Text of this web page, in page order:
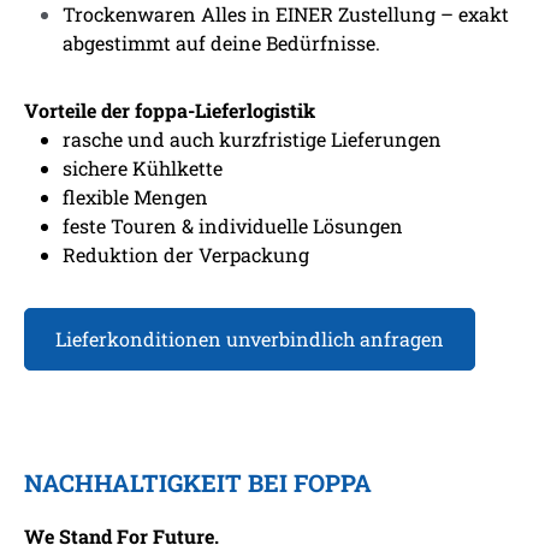
Trockenwaren Alles in EINER Zustellung – exakt
abgestimmt auf deine Bedürfnisse.
Vorteile der foppa-Lieferlogistik
rasche und auch kurzfristige Lieferungen
sichere Kühlkette
flexible Mengen
feste Touren & individuelle Lösungen
Reduktion der Verpackung
Lieferkonditionen unverbindlich anfragen
NACHHALTIGKEIT BEI FOPPA
We Stand For Future.